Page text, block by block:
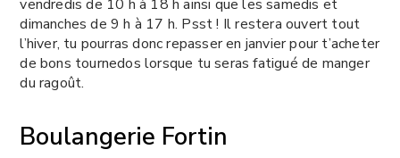
vendredis de 10 h à 18 h ainsi que les samedis et
dimanches de 9 h à 17 h. Psst ! Il restera ouvert tout
l’hiver, tu pourras donc repasser en janvier pour t’acheter
de bons tournedos lorsque tu seras fatigué de manger
du ragoût.
Boulangerie Fortin